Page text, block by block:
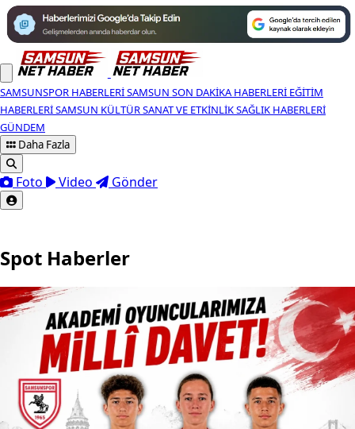
SAMSUNSPOR HABERLERISAMSUN SON DAKIKA HABERLERI EĞITIM
HABERLERISAMSUN KÜLTÜR SANAT VE ETKINLIKSAĞLIK HABERLERI
GÜNDEM
Daha Fazla
Foto Video Gönder
Spot Haberler